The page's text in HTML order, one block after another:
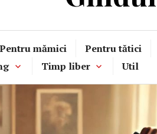
Pentru mămici Pentru tătici
Timp liber Util